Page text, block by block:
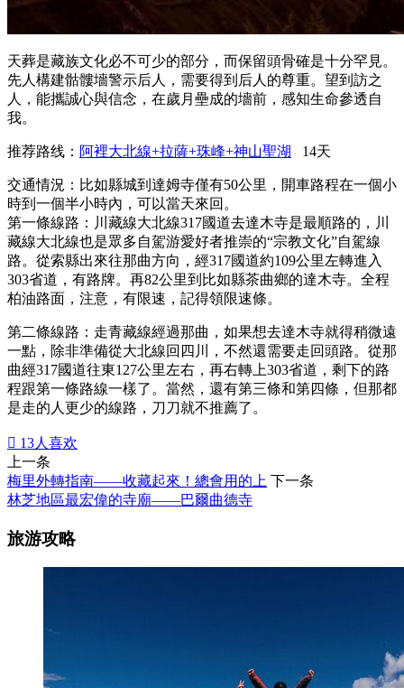
天葬是藏族文化必不可少的部分，而保留頭骨確是十分罕見。
先人構建骷髏墻警示后人，需要得到后人的尊重。望到訪之
人，能攜誠心與信念，在歲月壘成的墻前，感知生命參透自
我。
推荐路线： 阿裡大北線+拉薩+珠峰+神山聖湖 14天
交通情況：比如縣城到達姆寺僅有50公里，開車路程在一個小
時到一個半小時內，可以當天來回。
第一條線路：川藏線大北線317國道去達木寺是最順路的，川
藏線大北線也是眾多自駕游愛好者推崇的“宗教文化”自駕線
路。從索縣出來往那曲方向，經317國道約109公里左轉進入
303省道，有路牌。再82公里到比如縣茶曲鄉的達木寺。全程
柏油路面，注意，有限速，記得領限速條。
第二條線路：走青藏線經過那曲，如果想去達木寺就得稍微遠
一點，除非準備從大北線回四川，不然還需要走回頭路。從那
曲經317國道往東127公里左右，再右轉上303省道，剩下的路
程跟第一條路線一樣了。當然，還有第三條和第四條，但那都
是走的人更少的線路，刀刀就不推薦了。
 13人喜欢
上一条
梅里外轉指南——收藏起來！總會用的上 下一条
林芝地區最宏偉的寺廟——巴爾曲德寺
旅游攻略